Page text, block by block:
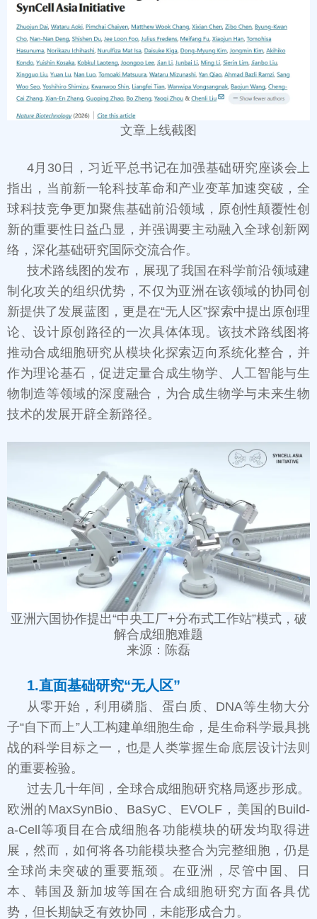
文章上线截图
4月30日，习近平总书记在加强基础研究座谈会上
指出，当前新一轮科技革命和产业变革加速突破，全
球科技竞争更加聚焦基础前沿领域，原创性颠覆性创
新的重要性日益凸显，并强调要主动融入全球创新网
络，深化基础研究国际交流合作。
技术路线图的发布，展现了我国在科学前沿领域建
制化攻关的组织优势，不仅为亚洲在该领域的协同创
新提供了发展蓝图，更是在“无人区”探索中提出原创理
论、设计原创路径的一次具体体现。该技术路线图将
推动合成细胞研究从模块化探索迈向系统化整合，并
作为理论基石，促进定量合成生物学、人工智能与生
物制造等领域的深度融合，为合成生物学与未来生物
技术的发展开辟全新路径。
亚洲六国协作提出“中央工厂+分布式工作站”模式，破
解合成细胞难题
来源：陈磊
1.直面基础研究“无人区”
从零开始，利用磷脂、蛋白质、DNA等生物大分
子“自下而上”人工构建单细胞生命，是生命科学最具挑
战的科学目标之一，也是人类掌握生命底层设计法则
的重要检验。
过去几十年间，全球合成细胞研究格局逐步形成。
欧洲的MaxSynBio、BaSyC、EVOLF，美国的Build-
a-Cell等项目在合成细胞各功能模块的研发均取得进
展，然而，如何将各功能模块整合为完整细胞，仍是
全球尚未突破的重要瓶颈。在亚洲，尽管中国、日
本、韩国及新加坡等国在合成细胞研究方面各具优
势，但长期缺乏有效协同，未能形成合力。